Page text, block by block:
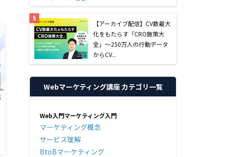
【アーカイブ配信】CV数最大
化をもたらす「CRO施策大
全」〜250万人の行動データ
からCV...
Webマーケティング講座 カテゴリ一覧
Web入門マーケティング入門
マーケティング概念
サービス理解
BtoBマーケティング